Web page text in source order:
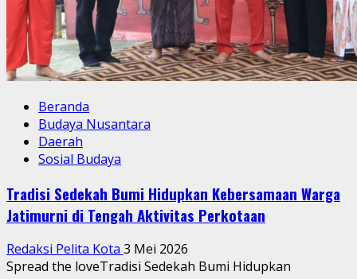
Beranda
Budaya Nusantara
Daerah
Sosial Budaya
Tradisi Sedekah Bumi Hidupkan Kebersamaan Warga
Jatimurni di Tengah Aktivitas Perkotaan
Redaksi Pelita Kota 3 Mei 2026
Spread the loveTradisi Sedekah Bumi Hidupkan